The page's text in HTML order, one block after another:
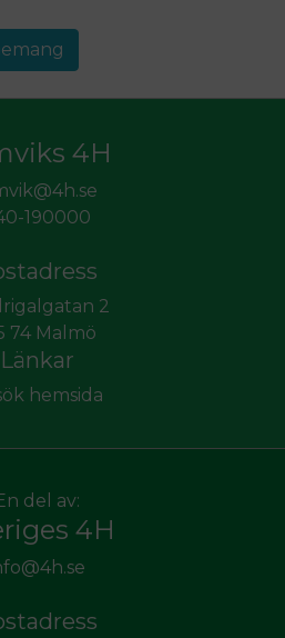
4H
190000
2
74 Malmö
Länkar
hemsida
del av:
4H